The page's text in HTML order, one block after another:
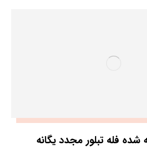
فله تبلور مجدد یگانه